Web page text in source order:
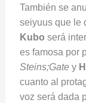
También se
seiyuus que le
Kubo será
es famosa por
Steins;Gatey
cuanto al
voz será dada